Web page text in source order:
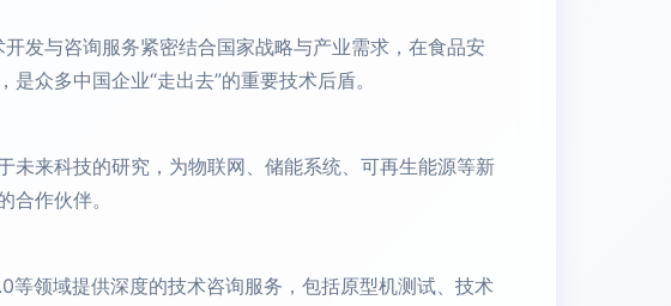
发与咨询服务紧密结合国家战略与产业需求，在食品安
众多中国企业“走出去”的重要技术后盾。
来科技的研究，为物联网、储能系统、可再生能源等新
作伙伴。
领域提供深度的技术咨询服务，包括原型机测试、技术